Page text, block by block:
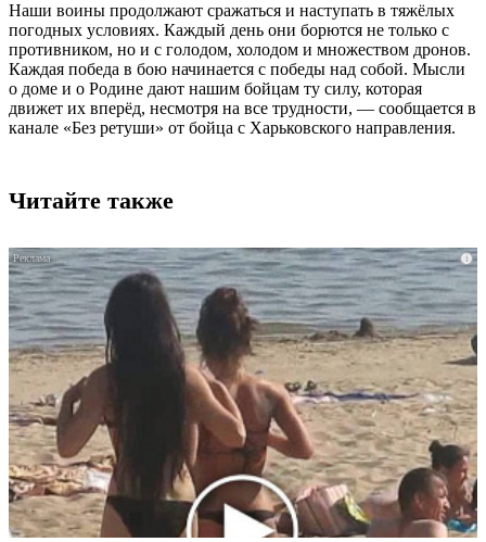
Наши воины продолжают сражаться и наступать в тяжёлых
погодных условиях. Каждый день они борются не только с
противником, но и с голодом, холодом и множеством дронов.
Каждая победа в бою начинается с победы над собой. Мысли
о доме и о Родине дают нашим бойцам ту силу, которая
движет их вперёд, несмотря на все трудности, — сообщается в
канале «Без ретуши» от бойца с Харьковского направления.
Читайте также
i